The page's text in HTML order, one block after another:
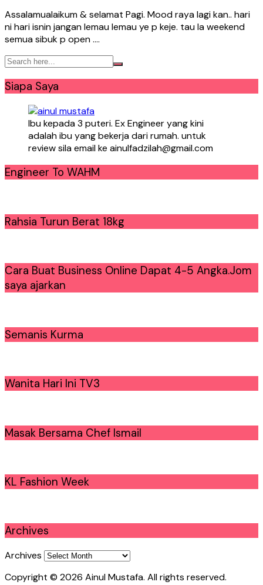
Assalamualaikum & selamat Pagi. Mood raya lagi kan.. hari
ni hari isnin jangan lemau lemau ye p keje. tau la weekend
semua sibuk p open ….
Siapa Saya
Ibu kepada 3 puteri. Ex Engineer yang kini
adalah ibu yang bekerja dari rumah. untuk
review sila email ke ainulfadzilah@gmail.com
Engineer To WAHM
Rahsia Turun Berat 18kg
Cara Buat Business Online Dapat 4-5 Angka.Jom
saya ajarkan
Semanis Kurma
Wanita Hari Ini TV3
Masak Bersama Chef Ismail
KL Fashion Week
Archives
Archives
Copyright © 2026 Ainul Mustafa. All rights reserved.